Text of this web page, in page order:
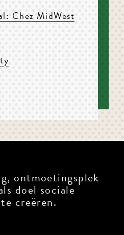
Chez MidWest
ontmoetingsplek
doel sociale
creëren.